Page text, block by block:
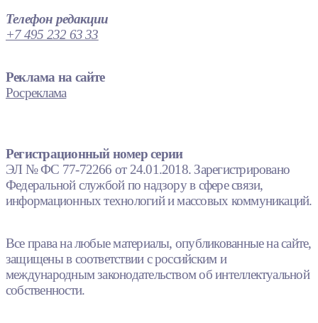
Телефон редакции
+7 495 232 63 33
Реклама на сайте
Росреклама
Регистрационный номер серии
ЭЛ № ФС 77-72266 от 24.01.2018. Зарегистрировано
Федеральной службой по надзору в сфере связи,
информационных технологий и массовых коммуникаций.
Все права на любые материалы, опубликованные на сайте,
защищены в соответствии с российским и
международным законодательством об интеллектуальной
собственности.